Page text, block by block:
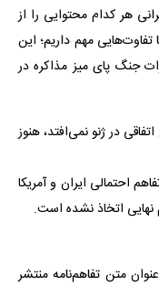
هر کدام محتوایی را از
تفاوت‌هایی مهم داریم؛ این
جنگ پای میز مذاکره در
در ژنو نمی‌افتد، هنوز
احتمالی ایران و آمریکا
اتخاذ نشده است.
متن تفاهم‌نامه منتشر